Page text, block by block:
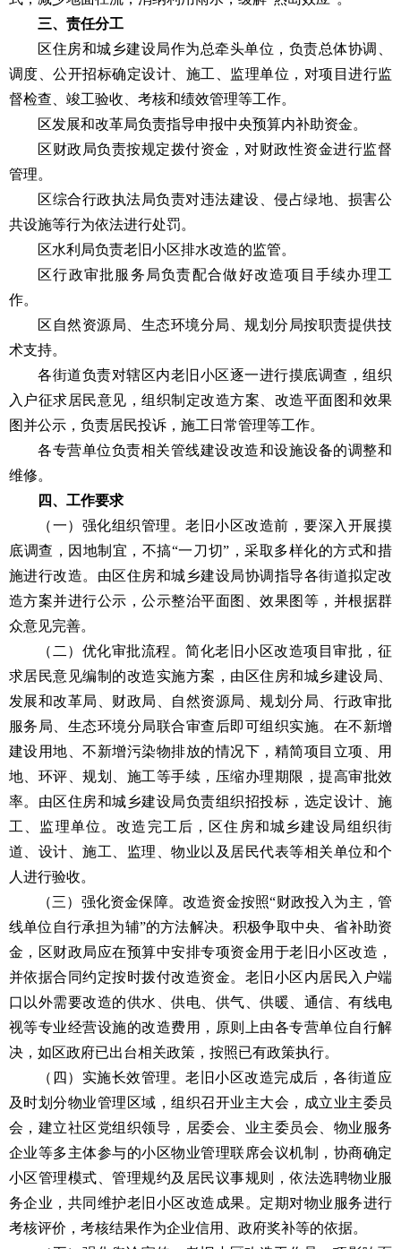
三、责任分工
区住房和城乡建设局作为总牵头单位，负责总体协调、
调度、公开招标确定设计、施工、监理单位，对项目进行监
督检查、竣工验收、考核和绩效管理等工作。
区发展和改革局负责指导申报中央预算内补助资金。
区财政局负责按规定拨付资金，对财政性资金进行监督
管理。
区综合行政执法局负责对违法建设、侵占绿地、损害公
共设施等行为依法进行处罚。
区水利局负责老旧小区排水改造的监管。
区行政审批服务局负责配合做好改造项目手续办理工
作。
区自然资源局、生态环境分局、规划分局按职责提供技
术支持。
各街道负责对辖区内老旧小区逐一进行摸底调查，组织
入户征求居民意见，组织制定改造方案、改造平面图和效果
图并公示，负责居民投诉，施工日常管理等工作。
各专营单位负责相关管线建设改造和设施设备的调整和
维修。
四、工作要求
（一）强化组织管理。老旧小区改造前，要深入开展摸
底调查，因地制宜，不搞“一刀切”，采取多样化的方式和措
施进行改造。由区住房和城乡建设局协调指导各街道拟定改
造方案并进行公示，公示整治平面图、效果图等，并根据群
众意见完善。
（二）优化审批流程。简化老旧小区改造项目审批，征
求居民意见编制的改造实施方案，由区住房和城乡建设局、
发展和改革局、财政局、自然资源局、规划分局、行政审批
服务局、生态环境分局联合审查后即可组织实施。在不新增
建设用地、不新增污染物排放的情况下，精简项目立项、用
地、环评、规划、施工等手续，压缩办理期限，提高审批效
率。由区住房和城乡建设局负责组织招投标，选定设计、施
工、监理单位。改造完工后，区住房和城乡建设局组织街
道、设计、施工、监理、物业以及居民代表等相关单位和个
人进行验收。
（三）强化资金保障。改造资金按照“财政投入为主，管
线单位自行承担为辅”的方法解决。积极争取中央、省补助资
金，区财政局应在预算中安排专项资金用于老旧小区改造，
并依据合同约定按时拨付改造资金。老旧小区内居民入户端
口以外需要改造的供水、供电、供气、供暖、通信、有线电
视等专业经营设施的改造费用，原则上由各专营单位自行解
决，如区政府已出台相关政策，按照已有政策执行。
（四）实施长效管理。老旧小区改造完成后，各街道应
及时划分物业管理区域，组织召开业主大会，成立业主委员
会，建立社区党组织领导，居委会、业主委员会、物业服务
企业等多主体参与的小区物业管理联席会议机制，协商确定
小区管理模式、管理规约及居民议事规则，依法选聘物业服
务企业，共同维护老旧小区改造成果。定期对物业服务进行
考核评价，考核结果作为企业信用、政府奖补等的依据。